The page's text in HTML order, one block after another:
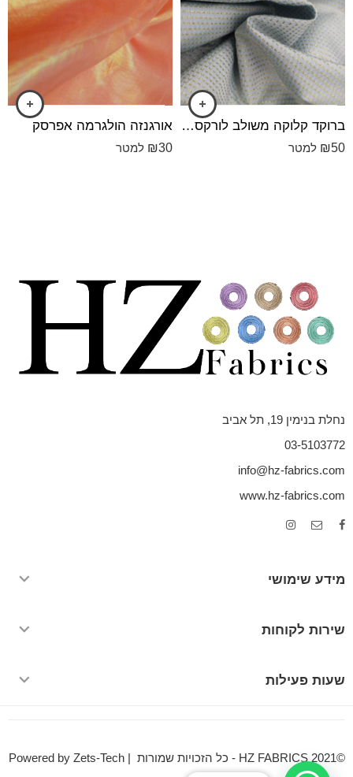
ברוקד קלוקה משולב לורקס תכלת
₪50 למטר
אורגנזה הולגרמה אפרסק
₪30 למטר
נחלת בנימין 19, תל אביב
03-5103772
info@hz-fabrics.com
www.hz-fabrics.com
מידע שימושי
שירות לקוחות
שעות פעילות
©HZ FABRICS 2021 - כל הזכויות שמורות | Powered by Zets-Tech